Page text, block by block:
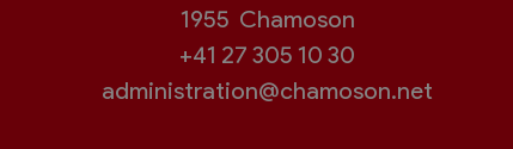
1955 Chamoson
+41 27 305 10 30
administration@chamoson.net